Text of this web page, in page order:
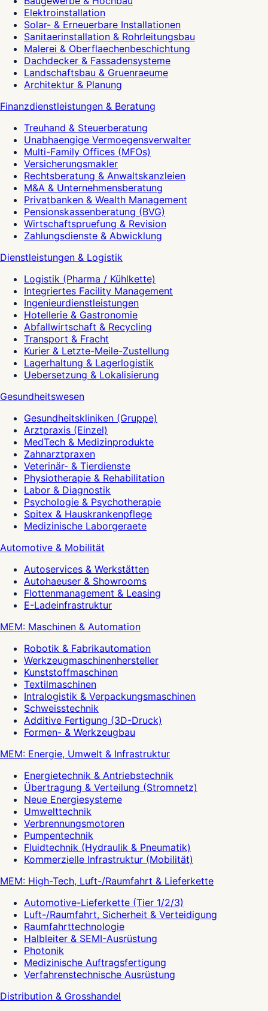
Elektroinstallation
Solar- & Erneuerbare Installationen
Sanitaerinstallation & Rohrleitungsbau
Malerei & Oberflaechenbeschichtung
Dachdecker & Fassadensysteme
Landschaftsbau & Gruenraeume
Architektur & Planung
Finanzdienstleistungen & Beratung
Treuhand & Steuerberatung
Unabhaengige Vermoegensverwalter
Multi-Family Offices (MFOs)
Versicherungsmakler
Rechtsberatung & Anwaltskanzleien
M&A & Unternehmensberatung
Privatbanken & Wealth Management
Pensionskassenberatung (BVG)
Wirtschaftspruefung & Revision
Zahlungsdienste & Abwicklung
Dienstleistungen & Logistik
Logistik (Pharma / Kühlkette)
Integriertes Facility Management
Ingenieurdienstleistungen
Hotellerie & Gastronomie
Abfallwirtschaft & Recycling
Transport & Fracht
Kurier & Letzte-Meile-Zustellung
Lagerhaltung & Lagerlogistik
Uebersetzung & Lokalisierung
Gesundheitswesen
Gesundheitskliniken (Gruppe)
Arztpraxis (Einzel)
MedTech & Medizinprodukte
Zahnarztpraxen
Veterinär- & Tierdienste
Physiotherapie & Rehabilitation
Labor & Diagnostik
Psychologie & Psychotherapie
Spitex & Hauskrankenpflege
Medizinische Laborgeraete
Automotive & Mobilität
Autoservices & Werkstätten
Autohaeuser & Showrooms
Flottenmanagement & Leasing
E-Ladeinfrastruktur
MEM: Maschinen & Automation
Robotik & Fabrikautomation
Werkzeugmaschinenhersteller
Kunststoffmaschinen
Textilmaschinen
Intralogistik & Verpackungsmaschinen
Schweisstechnik
Additive Fertigung (3D-Druck)
Formen- & Werkzeugbau
MEM: Energie, Umwelt & Infrastruktur
Energietechnik & Antriebstechnik
Übertragung & Verteilung (Stromnetz)
Neue Energiesysteme
Umwelttechnik
Verbrennungsmotoren
Pumpentechnik
Fluidtechnik (Hydraulik & Pneumatik)
Kommerzielle Infrastruktur (Mobilität)
MEM: High-Tech, Luft-/Raumfahrt & Lieferkette
Automotive-Lieferkette (Tier 1/2/3)
Luft-/Raumfahrt, Sicherheit & Verteidigung
Raumfahrttechnologie
Halbleiter & SEMI-Ausrüstung
Photonik
Medizinische Auftragsfertigung
Verfahrenstechnische Ausrüstung
Distribution & Grosshandel